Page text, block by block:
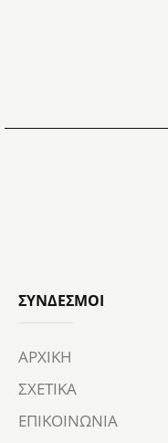
ΣΎΝΔΕΣΜΟΙ
ΑΡΧΙΚΗ
ΣΧΕΤΙΚΑ
ΕΠΙΚΟΙΝΩΝΙΑ